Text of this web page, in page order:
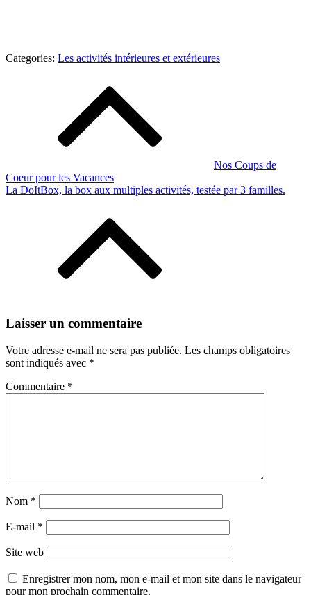
Categories:
Categories: Les activités intérieures et extérieures
Nos Coups de
Coeur pour les Vacances
La DoItBox, la box aux multiples activités, testée par 3 familles.
Laisser un commentaire
Votre adresse e-mail ne sera pas publiée. Les champs obligatoires
sont indiqués avec *
Commentaire *
Nom *
E-mail *
Site web
Enregistrer mon nom, mon e-mail et mon site dans le navigateur
pour mon prochain commentaire.